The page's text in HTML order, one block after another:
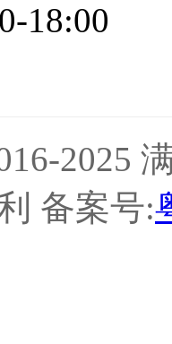
18:00
2025
备案号: